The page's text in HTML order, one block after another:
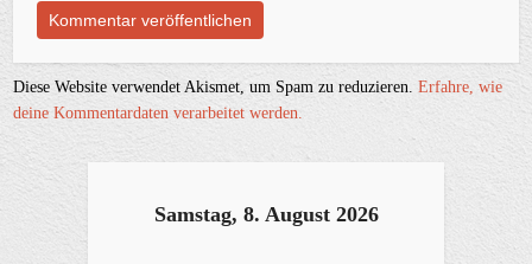
Diese Website verwendet Akismet, um Spam zu reduzieren.Erfahre, wie
deine Kommentardaten verarbeitet werden.
Samstag, 8. August 2026